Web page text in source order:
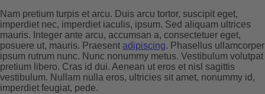
Nam pretium turpis et arcu. Duis arcu tortor, suscipit eget,
imperdiet nec, imperdiet iaculis, ipsum. Sed aliquam ultrices
mauris. Integer ante arcu, accumsan a, consectetuer eget,
posuere ut, mauris. Praesent adipiscing. Phasellus ullamcorper
ipsum rutrum nunc. Nunc nonummy metus. Vestibulum volutpat
pretium libero. Cras id dui. Aenean ut eros et nisl sagittis
vestibulum. Nullam nulla eros, ultricies sit amet, nonummy id,
imperdiet feugiat, pede.